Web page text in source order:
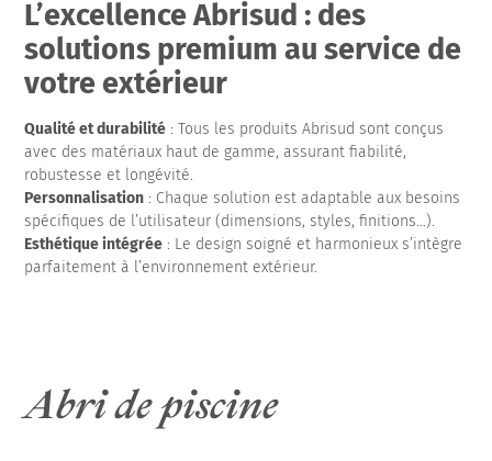
L’excellence Abrisud : des
solutions premium au service de
votre extérieur
Qualité et durabilité : Tous les produits Abrisud sont conçus
avec des matériaux haut de gamme, assurant fiabilité,
robustesse et longévité.
Personnalisation : Chaque solution est adaptable aux besoins
spécifiques de l’utilisateur (dimensions, styles, finitions…).
Esthétique intégrée : Le design soigné et harmonieux s’intègre
parfaitement à l’environnement extérieur.
Abri de piscine